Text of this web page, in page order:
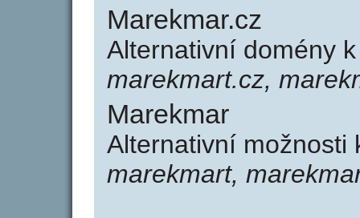
Marekmar.cz
Alternativní domény
marekmart.cz,
Marekmar
Alternativní možnosti
marekmart,